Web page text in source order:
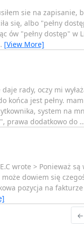
sie na
się, albo "pełny
ów "pełny dostęp"
[View More]
rady, oczy mi
końca jest pełny.
system na
prawa dodatkowo do …
wrote >
może dowiem się
pozycja na
←